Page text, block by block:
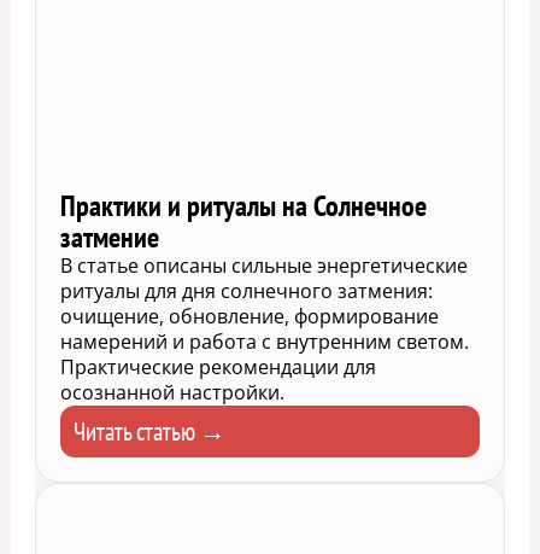
Практики и ритуалы на Солнечное
затмение
В статье описаны сильные энергетические
ритуалы для дня солнечного затмения:
очищение, обновление, формирование
намерений и работа с внутренним светом.
Практические рекомендации для
осознанной настройки.
Читать статью →